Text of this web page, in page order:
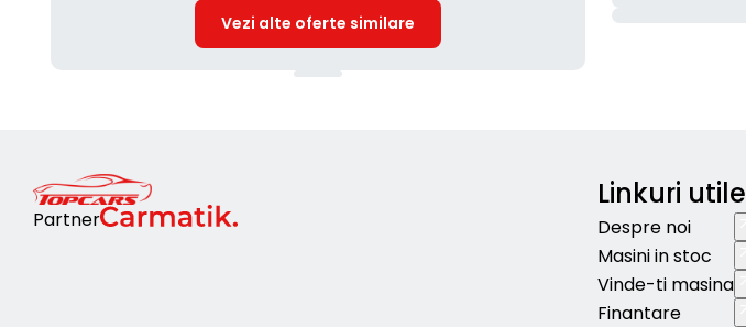
Vezi alte oferte similare
Partner
Linkuri utile
Despre noi
Masini in stoc
Vinde-ti masina
Finantare